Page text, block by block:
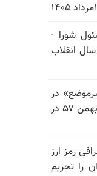
شورا -
سال انقلاب
در
سالگرد قتل‌عام ۳۰ هزار لاله‌های بهمن ۵۷ در
رمز ارز
را تحریم